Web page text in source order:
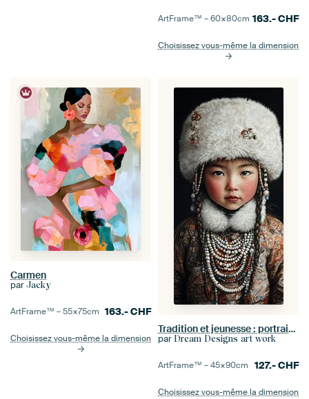
ArtFrame™ –60×80cm 163.-CHF
Choisissez vous-même la dimension
Carmen
par Jacky
ArtFrame™ –55×75cm 163.-CHF
Choisissez vous-même la dimension
Tradition et jeunesse : portrait d'un enfant asiatique en costume mongol
par Dream Designs art work
ArtFrame™ –45×90cm 127.-CHF
Choisissez vous-même la dimension